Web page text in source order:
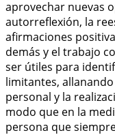
aprovechar nuevas
autorreflexión, la
afirmaciones
demás y el trabajo
ser útiles para
limitantes,
personal y la
modo que en la
persona que